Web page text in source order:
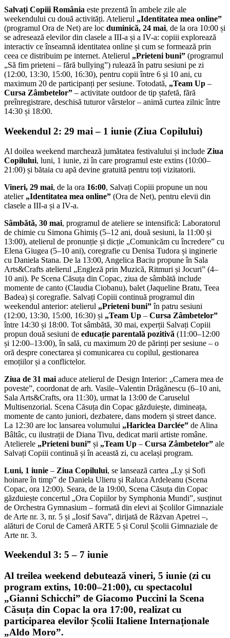
Salvați Copiii România este prezentă în ambele zile ale
weekendului cu două activități. Atelierul „Identitatea mea online”
(programul Ora de Net) are loc duminică, 24 mai, de la ora 10:00 și
se adresează elevilor din clasele a III-a și a IV-a: copiii explorează
interactiv ce înseamnă identitatea online și cum se formează prin
ceea ce distribuim pe internet. Atelierul „Prieteni buni” (programul
„Să fim prieteni – fără bullying”) rulează în patru sesiuni pe zi
(12:00, 13:30, 15:00, 16:30), pentru copii între 6 și 10 ani, cu
maximum 20 de participanți per sesiune. Totodată, „Team Up –
Cursa Zâmbetelor” – activitate outdoor de tip ștafetă, fără
preînregistrare, deschisă tuturor vârstelor – animă curtea zilnic între
14:30 și 18:00.
Weekendul 2: 29 mai – 1 iunie (Ziua Copilului)
Al doilea weekend marchează jumătatea festivalului și include Ziua
Copilului, luni, 1 iunie, zi în care programul este extins (10:00–
21:00) și bătaia cu apă devine gratuită pentru toți vizitatorii.
Vineri, 29 mai, de la ora 16:00, Salvați Copiii propune un nou
atelier „Identitatea mea online” (Ora de Net), pentru elevii din
clasele a III-a și a IV-a.
Sâmbătă, 30 mai, programul de ateliere se intensifică: Laboratorul
de chimie cu Simona Ghimiș (5–12 ani, două sesiuni, la 11:00 și
13:00), atelierul de pronunție și dicție „Comunicăm cu încredere” cu
Elena Giugea (5–10 ani), coregrafie cu Denisa Tudora și inginerie
cu Daniela Stana. De la 13:00, Angelica Baciu propune în Sala
Arts&Crafts atelierul „Engleză prin Muzică, Ritmuri și Jocuri” (4–
10 ani). Pe Scena Căsuța din Copac, ziua de sâmbătă include
momente de canto (Claudia Ciobanu), balet (Jaqueline Bratu, Teea
Badea) și coregrafie. Salvați Copiii continuă programul din
weekendul anterior: atelierul „Prieteni buni”în patru sesiuni
(12:00, 13:30, 15:00, 16:30) și „Team Up – Cursa Zâmbetelor”
între 14:30 și 18:00. Tot sâmbătă, 30 mai, experții Salvați Copiii
propun două sesiuni de educație parentală pozitivă (11:00–12:00
și 12:00–13:00), în sală, cu maximum 20 de părinți per sesiune – o
oră despre conectarea și comunicarea cu copilul, gestionarea
emoțiilor și a conflictelor.
Ziua de 31 mai aduce atelierul de Design Interior: „Camera mea de
poveste”, coordonat de arh. Vasile–Valentin Drăgănescu (6–10 ani,
Sala Arts&Crafts, ora 11:30), urmat la 13:00 de Caruselul
Multisenzorial. Scena Căsuța din Copac găzduiește, dimineața,
momente de canto juniori, dezbatere, dans modern și street dance.
La 12:30 are loc lansarea volumului „Hariclea Darclée” de Alina
Bâltâc, cu ilustrații de Diana Tivu, dedicat marii artiste române.
Atelierele „Prieteni buni” și „Team Up – Cursa Zâmbetelor” ale
Salvați Copiii continuă și în această zi, cu același program.
Luni, 1 iunie – Ziua Copilului, se lansează cartea „Ly și Sofi
hoinare în timp” de Daniela Ulieru și Raluca Ardeleanu (Scena
Copac, ora 12:00). Seara, de la 19:00, Scena Căsuța din Copac
găzduiește concertul „Ora Copiilor by Symphonia Mundi”, susținut
de Orchestra Gymnasium – formată din elevi ai Școlilor Gimnaziale
de Arte nr. 3, nr. 5 și „Iosif Sava”, dirijată de Răzvan Apetrei –,
alături de Corul de Cameră ARTE 5 și Corul Școlii Gimnaziale de
Arte nr. 3.
Weekendul 3: 5 – 7 iunie
Al treilea weekend debutează vineri, 5 iunie (zi cu
program extins, 10:00–21:00), cu spectacolul
„Gianni Schicchi” de Giacomo Puccini la Scena
Căsuța din Copac la ora 17:00, realizat cu
participarea elevilor Școlii Italiene Internaționale
„Aldo Moro”.